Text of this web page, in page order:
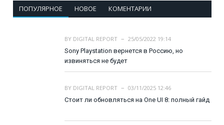
ПОПУЛЯРНОЕ НОВОЕ КОМЕНТАРИИ
BY DIGITAL REPORT
25/05/2022 19:14
Sony Playstation вернется в Россию, но
извиняться не будет
BY DIGITAL REPORT
03/11/2025 12:46
Стоит ли обновляться на One UI 8: полный гайд